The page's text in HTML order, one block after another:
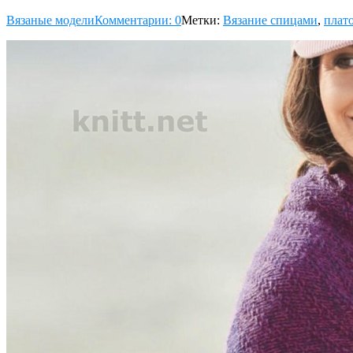
Вязаные моделиКомментарии: 0Метки: Вязание спицами,